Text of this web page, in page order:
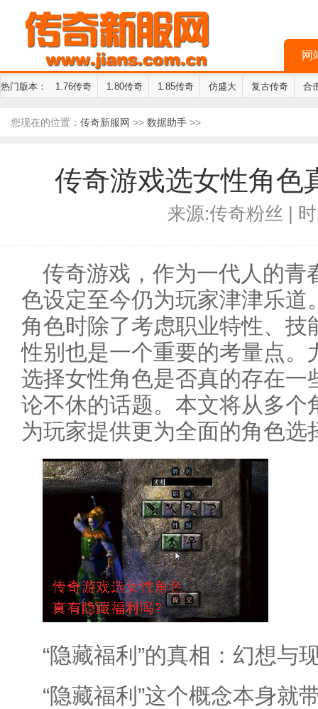
网
热门版本： 1.76传奇 1.80传奇 1.85传奇 仿盛大 复古传奇 合
您现在的位置： 传奇新服网 >> 数据助手 >>
传奇游戏选女性角色
来源:传奇粉丝 |
传奇游戏，作为一代人的青
色设定至今仍为玩家津津乐道
角色时除了考虑职业特性、技
性别也是一个重要的考量点。
选择女性角色是否真的存在一
论不休的话题。本文将从多个
为玩家提供更为全面的角色选
“隐藏福利”的真相：幻想与
“隐藏福利”这个概念本身就